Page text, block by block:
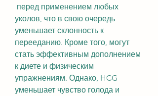
уколов, что в свою очередь
уменьшает склонность к
перееданию. Кроме того, могут
стать эффективным дополнением
к диете и физическим
упражнениям. Однако, HCG
уменьшает чувство голода и